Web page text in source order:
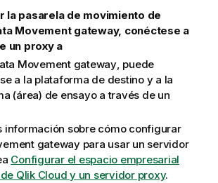
la pasarela de movimiento de
Movement gateway, conéctese a
un proxy a
Movement gateway, puede
a la plataforma de destino y a la
(área) de ensayo a través de un
información sobre cómo configurar
gatewaypara usar un servidor
Configurar el espacio empresarial
Qlik Cloud y un servidor proxy.